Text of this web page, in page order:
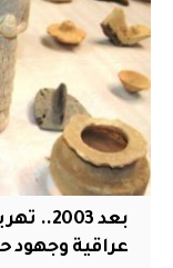
عراقية وجهود